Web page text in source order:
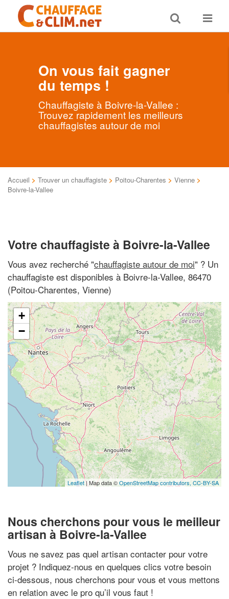
Toggle
search
Toggle
On vous fait gagner
du temps !
Chauffagiste à Boivre-la-Vallee :
Trouvez rapidement les meilleurs
chauffagistes autour de moi
Accueil > Trouver un chauffagiste > Poitou-Charentes > Vienne >
Boivre-la-Vallee
Votre chauffagiste à Boivre-la-Vallee
Vous avez recherché "chauffagiste autour de moi" ? Un
chauffagiste est disponibles à Boivre-la-Vallee, 86470
(Poitou-Charentes, Vienne)
+
−
Leaflet| Map data ©OpenStreetMap contributors, CC-BY-SA
Nous cherchons pour vous le meilleur
artisan à Boivre-la-Vallee
Vous ne savez pas quel artisan contacter pour votre
projet ? Indiquez-nous en quelques clics votre besoin
ci-dessous, nous cherchons pour vous et vous mettons
en relation avec le pro qu’il vous faut !